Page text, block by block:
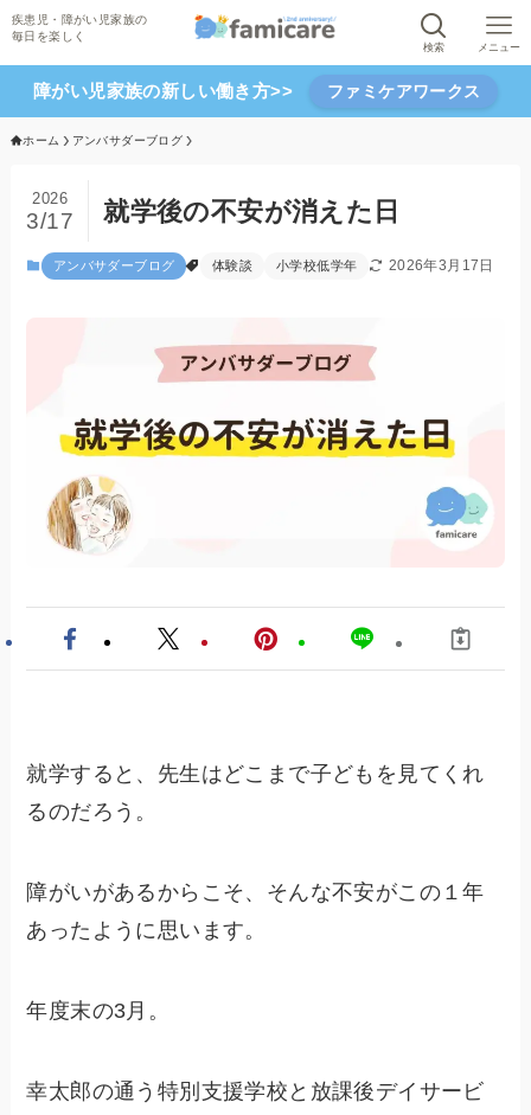
検索 メニュー
障がい児家族の新しい働き方>> ファミケアワークス
ホーム アンバサダーブログ
就学後の不安が消えた日
2026
3/17
アンバサダーブログ 体験談 小学校低学年 2026年3月17日
就学すると、先生はどこまで子どもを見てくれ
るのだろう。
障がいがあるからこそ、そんな不安がこの１年
あったように思います。
年度末の3月。
幸太郎の通う特別支援学校と放課後デイサービ